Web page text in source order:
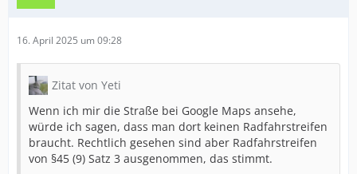
16. April 2025 um 09:28
Zitat von Yeti
Wenn ich mir die Straße bei Google Maps ansehe,
würde ich sagen, dass man dort keinen Radfahrstreifen
braucht. Rechtlich gesehen sind aber Radfahrstreifen
von §45 (9) Satz 3 ausgenommen, das stimmt.